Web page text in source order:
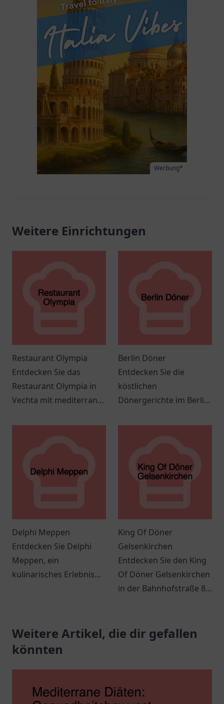
Werbung*
Weitere Einrichtungen
Restaurant Olympia
Entdecken Sie das
Restaurant Olympia in
Vechta mit mediterraner
Service und einem
Berlin Döner
Entdecken Sie die
köstlichen
Dönergerichte im Berlin
Genuss für die ganze
Delphi Meppen
Entdecken Sie Delphi
Meppen, ein
kulinarisches Erlebnis
Gastfreundschaft.
King Of Döner
Gelsenkirchen
Entdecken Sie den King
Of Döner Gelsenkirchen
in der Bahnhofstraße 83
Döner und spannende
Angebote.
Weitere Artikel, die dir gefallen
könnten